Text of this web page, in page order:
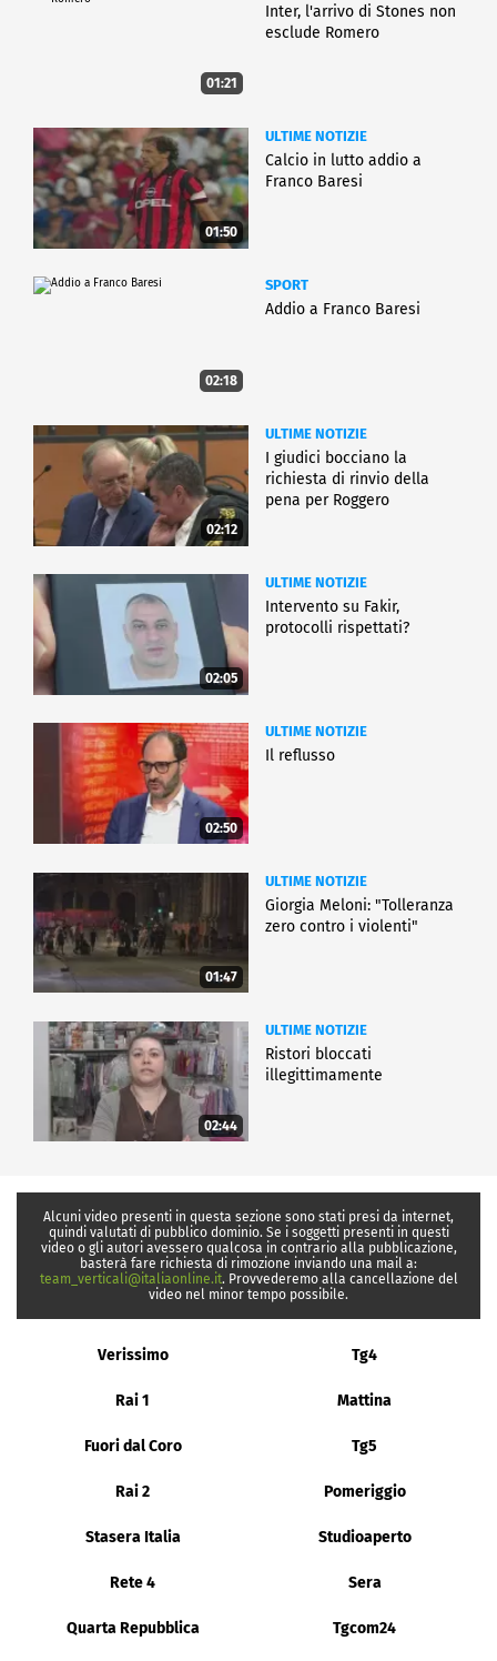
01:21
Inter, l'arrivo di Stones non
esclude Romero
01:50
ULTIME NOTIZIE
Calcio in lutto addio a
Franco Baresi
02:18
SPORT
Addio a Franco Baresi
02:12
ULTIME NOTIZIE
I giudici bocciano la
richiesta di rinvio della
pena per Roggero
02:05
ULTIME NOTIZIE
Intervento su Fakir,
protocolli rispettati?
02:50
ULTIME NOTIZIE
Il reflusso
01:47
ULTIME NOTIZIE
Giorgia Meloni: "Tolleranza
zero contro i violenti"
02:44
ULTIME NOTIZIE
Ristori bloccati
illegittimamente
Alcuni video presenti in questa sezione sono stati presi da internet,
quindi valutati di pubblico dominio. Se i soggetti presenti in questi
video o gli autori avessero qualcosa in contrario alla pubblicazione,
basterà fare richiesta di rimozione inviando una mail a:
team_verticali@italiaonline.it. Provvederemo alla cancellazione del
video nel minor tempo possibile.
Verissimo Tg4
Rai 1 Mattina
Fuori dal Coro Tg5
Rai 2 Pomeriggio
Stasera Italia Studioaperto
Rete 4 Sera
Quarta Repubblica Tgcom24